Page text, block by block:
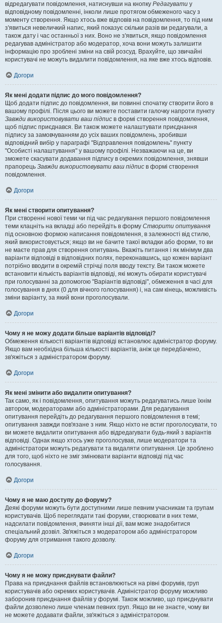
відредагувати повідомлення, натиснувши на кнопку Редагувати у
відповідному повідомленні, інколи лише протягом обмеженого часу з
моменту створення. Якщо хтось вже відповів на повідомлення, то під ним
з'явиться невеличкий напис, який показує скільки разів ви редагували, а
також дату і час останньої з них. Воно не з'явиться, якщо повідомлення
редагував адміністратор або модератор, хоча вони можуть залишити
інформацію про зроблені зміни на свій розсуд. Врахуйте, що звичайні
користувачі не можуть видалити повідомлення, на яке вже хтось відповів.
Догори
Як мені додати підпис до мого повідомлення?
Щоб додати підпис до повідомлення, ви повинні спочатку створити його в
вашому профілі. Після цього ви можете поставити галочку напроти пункту
Завжди використовувати ваш підпис в формі створення повідомлення,
щоб підпис приєднався. Ви також можете налаштувати приєднання
підпису за замовчуванням до усіх ваших повідомлень, зробивши
відповідний вибір у параграфі "Відправлення повідомлень" пункту
"Особисті налаштування" у вашому профілі. Незважаючи на це, ви
зможете скасувати додавання підпису в окремих повідомлення, знявши
прапорець Завжди використовувати ваш підпис в формі створення
повідомлення.
Догори
Як мені створити опитування?
При створенні нової теми чи під час редагування першого повідомлення
теми клацніть на вкладці або перейдіть в форму Створити опитування
під основною формою написання повідомлення, в залежності від стилю,
який використовується; якщо ви не бачите такої вкладки або форми, то ви
не маєте прав для створення опитувань. Вкажіть питання і як мінімум два
варіанти відповіді в відповідних полях, переконавшись, що кожен варіант
потрібно вводити в окремій стрічці поля вводу тексту. Ви також можете
встановити кількість варіантів відповіді, які можуть обирати користувачі
при голосуванні за допомогою "Варіантів відповіді", обмеження в часі для
голосування в днях (0 для вічного голосування) і, на сам кінець, можливість
зміни варіанту, за який вони проголосували.
Догори
Чому я не можу додати більше варіантів відповіді?
Обмеження кількості варіантів відповіді встановлює адміністратор форуму.
Якщо вам необхідна більша кількості варіантів, аніж це передбачено,
зв'яжіться з адміністратором форуму.
Догори
Як мені змінити або видалити опитування?
Так само, як і повідомлення, опитування можуть редагуватись лише їхнім
автором, модераторами або адміністраторами. Для редагування
опитування перейдіть до редагування першого повідомлення в темі;
опитування завжди пов'язане з ним. Якщо ніхто не встиг проголосувати, то
ви можете видалити опитування або відредагувати будь-який з варіантів
відповіді. Однак якщо хтось уже проголосував, лише модератори та
адміністратори можуть редагувати та видаляти опитування. Це зроблено
для того, щоб ніхто не зміг змінювати варіанти відповіді під час
голосування.
Догори
Чому я не маю доступу до форуму?
Деякі форуми можуть бути доступними лише певним учасникам та групам
користувачів. Щоб переглядати такі форуми, створювати в них теми,
надсилати повідомлення, вчиняти інші дії, вам може знадобитися
спеціальний дозвіл. Зв'яжіться з модератором або адміністратором
форуму для отримання такого дозволу.
Догори
Чому я не можу приєднувати файли?
Права на приєднання файлів встановлюються на рівні форумів, груп
користувачів або окремих користувачів. Адміністратор форуму можливо
заборонив приєднання файлів у форумі. Також можливо, що приєднувати
файли дозволено лише членам певних груп. Якщо ви не знаєте, чому ви
не можете додавати файли, зв'яжіться з адміністратором.